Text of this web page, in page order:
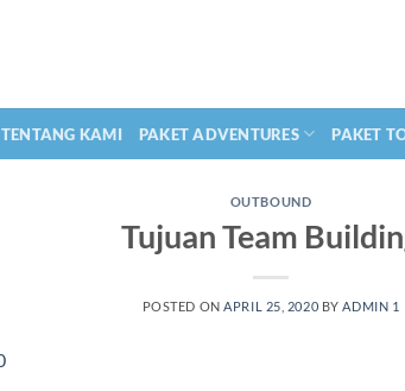
TENTANG KAMI PAKET ADVENTURES PAKET
OUTBOUND
Tujuan Team
POSTED ON APRIL 25, 2020 BY ADMIN 1